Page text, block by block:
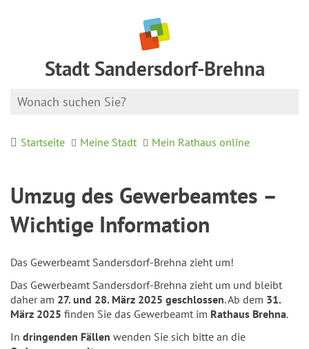
Stadt Sandersdorf-Brehna
Startseite Meine Stadt Mein Rathaus online
Umzug des Gewerbeamtes –
Wichtige Information
Das Gewerbeamt Sandersdorf-Brehna zieht um!
Das Gewerbeamt Sandersdorf-Brehna zieht um und bleibt
daher am 27. und 28. März 2025 geschlossen. Ab dem 31.
März 2025 finden Sie das Gewerbeamt im Rathaus Brehna.
In dringenden Fällen wenden Sie sich bitte an die